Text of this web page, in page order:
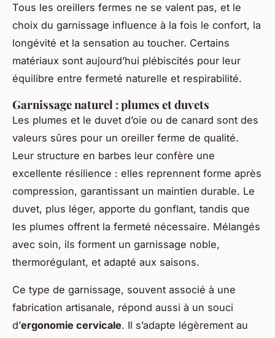
Tous les oreillers fermes ne se valent pas, et le
choix du garnissage influence à la fois le confort, la
longévité et la sensation au toucher. Certains
matériaux sont aujourd’hui plébiscités pour leur
équilibre entre fermeté naturelle et respirabilité.
Garnissage naturel : plumes et duvets
Les plumes et le duvet d’oie ou de canard sont des
valeurs sûres pour un oreiller ferme de qualité.
Leur structure en barbes leur confère une
excellente résilience : elles reprennent forme après
compression, garantissant un maintien durable. Le
duvet, plus léger, apporte du gonflant, tandis que
les plumes offrent la fermeté nécessaire. Mélangés
avec soin, ils forment un garnissage noble,
thermorégulant, et adapté aux saisons.
Ce type de garnissage, souvent associé à une
fabrication artisanale, répond aussi à un souci
d’ergonomie cervicale. Il s’adapte légèrement au